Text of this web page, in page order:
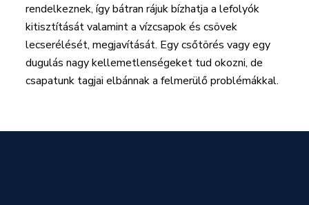
rendelkeznek, így bátran rájuk bízhatja a lefolyók
kitisztítását valamint a vízcsapok és csövek
lecserélését, megjavítását. Egy csőtörés vagy egy
dugulás nagy kellemetlenségeket tud okozni, de
csapatunk tagjai elbánnak a felmerülő problémákkal.